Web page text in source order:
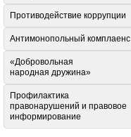
Противодействие коррупции
Антимонопольный комплаенс
«Добровольная
народная дружина»
Профилактика
правонарушений и правовое
информирование